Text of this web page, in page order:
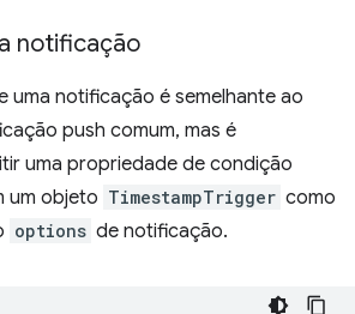
notificação
uma notificação é semelhante ao
push comum, mas é
uma propriedade de condição
um objeto TimestampTrigger como
options de notificação.